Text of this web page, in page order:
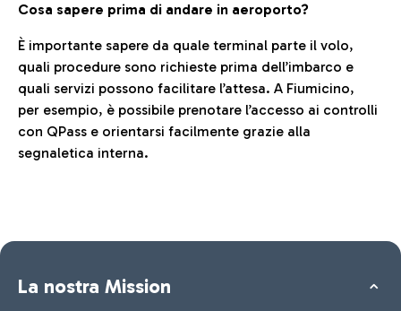
Cosa sapere prima di andare in aeroporto?
È importante sapere da quale terminal parte il volo,
quali procedure sono richieste prima dell’imbarco e
quali servizi possono facilitare l’attesa. A Fiumicino,
per esempio, è possibile prenotare l’accesso ai controlli
con QPass e orientarsi facilmente grazie alla
segnaletica interna.
La nostra Mission